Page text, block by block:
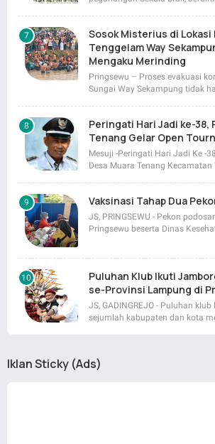
Sosok Misterius di Lokasi
Tenggelam Way
Mengaku Merinding
Pringsewu – Proses evakuasi
Sungai Way Sekampung tidak
Peringati Hari Jadi ke-38,
Tenang Gelar Open
Mesuji -Peringati Hari Jadi Ke -
Desa Muara Tenang Kecamatan
Vaksinasi Tahap Dua
JS, PRINGSEWU - Pekon
Pringsewu beserta Dinas
Puluhan Klub Ikuti
se-Provinsi Lampung di
JS, GADINGREJO - Puluhan
sejumlah kabupaten dan kota
Iklan Sticky (Ads)